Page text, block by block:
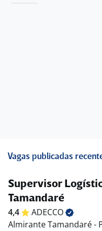
Vagas publicadas
Supervisor
Tamandaré
4,4
ADECCO
Almirante Tamandaré -